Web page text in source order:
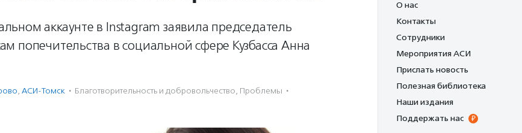
аккаунте в Instagram заявила председатель
попечительства в социальной сфере Кузбасса Анна
, АСИ-Томск · Благотвори­тель­ность и доброволь­чест­во, Проблемы ·
О нас
Контакты
Сотрудники
Мероприятия АСИ
Прислать новость
Полезная библиотека
Наши издания
Поддержать нас